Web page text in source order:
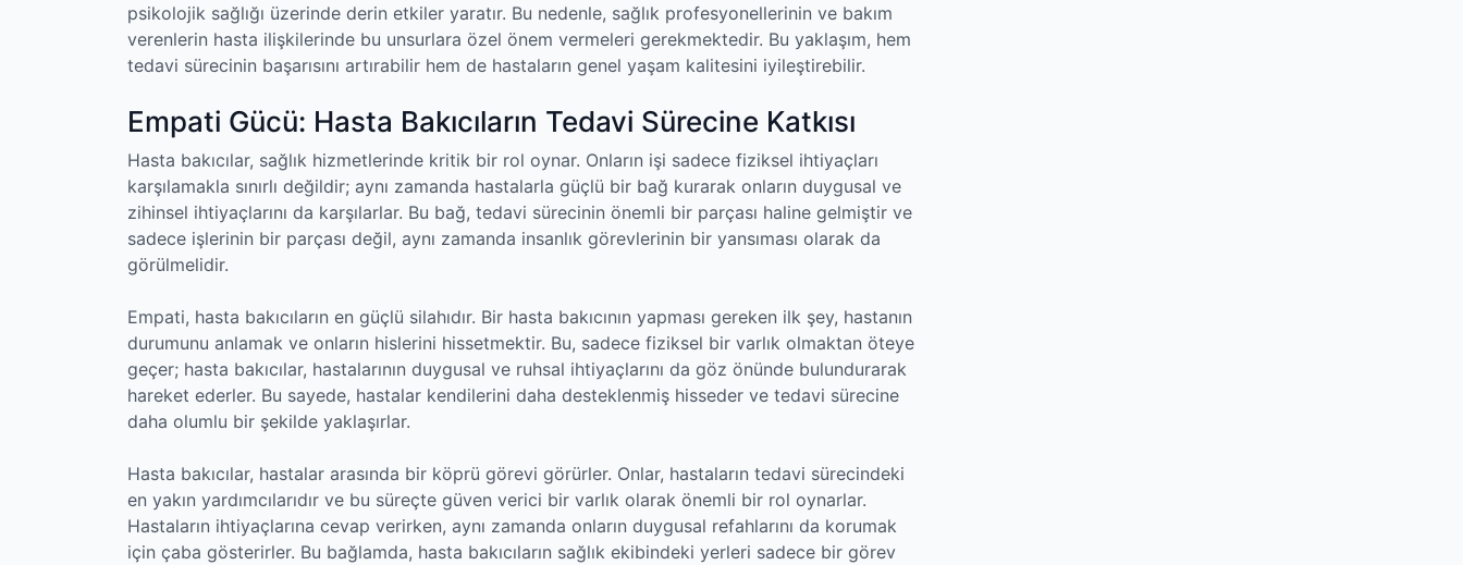
psikolojik sağlığı üzerinde derin etkiler yaratır. Bu nedenle, sağlık profesyonellerinin ve bakım
verenlerin hasta ilişkilerinde bu unsurlara özel önem vermeleri gerekmektedir. Bu yaklaşım, hem
tedavi sürecinin başarısını artırabilir hem de hastaların genel yaşam kalitesini iyileştirebilir.
Empati Gücü: Hasta Bakıcıların Tedavi Sürecine Katkısı
Hasta bakıcılar, sağlık hizmetlerinde kritik bir rol oynar. Onların işi sadece fiziksel ihtiyaçları
karşılamakla sınırlı değildir; aynı zamanda hastalarla güçlü bir bağ kurarak onların duygusal ve
zihinsel ihtiyaçlarını da karşılarlar. Bu bağ, tedavi sürecinin önemli bir parçası haline gelmiştir ve
sadece işlerinin bir parçası değil, aynı zamanda insanlık görevlerinin bir yansıması olarak da
görülmelidir.
Empati, hasta bakıcıların en güçlü silahıdır. Bir hasta bakıcının yapması gereken ilk şey, hastanın
durumunu anlamak ve onların hislerini hissetmektir. Bu, sadece fiziksel bir varlık olmaktan öteye
geçer; hasta bakıcılar, hastalarının duygusal ve ruhsal ihtiyaçlarını da göz önünde bulundurarak
hareket ederler. Bu sayede, hastalar kendilerini daha desteklenmiş hisseder ve tedavi sürecine
daha olumlu bir şekilde yaklaşırlar.
Hasta bakıcılar, hastalar arasında bir köprü görevi görürler. Onlar, hastaların tedavi sürecindeki
en yakın yardımcılarıdır ve bu süreçte güven verici bir varlık olarak önemli bir rol oynarlar.
Hastaların ihtiyaçlarına cevap verirken, aynı zamanda onların duygusal refahlarını da korumak
için çaba gösterirler. Bu bağlamda, hasta bakıcıların sağlık ekibindeki yerleri sadece bir görev